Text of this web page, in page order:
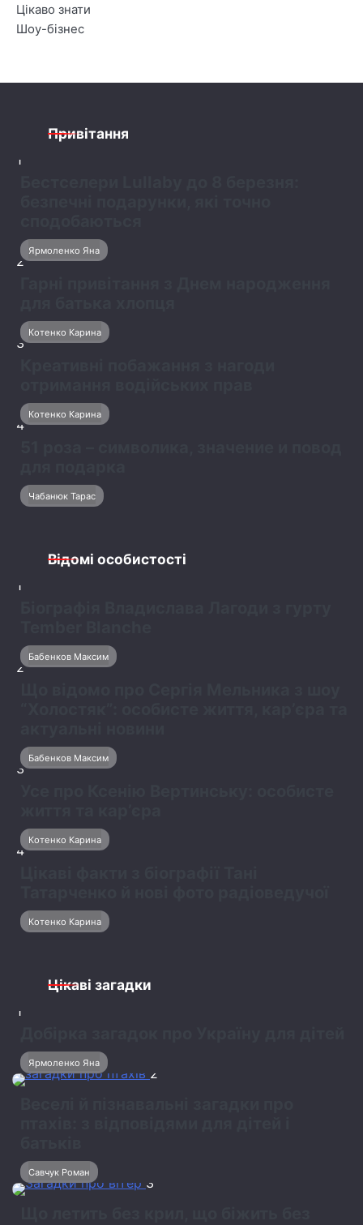
Цікаво знати
Шоу-бізнес
Привітання
1
Ярмоленко Яна
2
Котенко Карина
3
Котенко Карина
4
Чабанюк Тарас
Відомі особистості
1
Бабенков Максим
2
Бабенков Максим
3
Котенко Карина
4
Котенко Карина
Цікаві загадки
1
Ярмоленко Яна
2
Савчук Роман
3